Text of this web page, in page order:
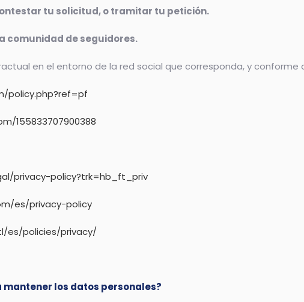
tu solicitud, o tramitar tu petición.
comunidad de seguidores.
en el entorno de la red social que corresponda, y conforme
policy.php?ref=pf
155833707900388
privacy-policy?trk=hb_ft_priv
es/privacy-policy
es/policies/privacy/
los datos personales?